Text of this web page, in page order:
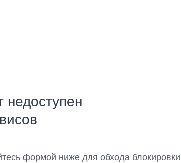
формой ниже для обхода блокировки